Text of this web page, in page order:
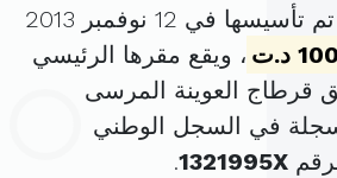
. تم تأسيسها في 12 نوفمبر 2013
د.ت
، ويقع مقرها الرئيسي
قرطاج العوينة المرسى
في السجل الوطني
1321995X
.